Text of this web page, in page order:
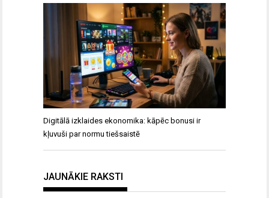
Digitālā izklaides ekonomika: kāpēc bonusi ir
kļuvuši par normu tiešsaistē
JAUNĀKIE RAKSTI